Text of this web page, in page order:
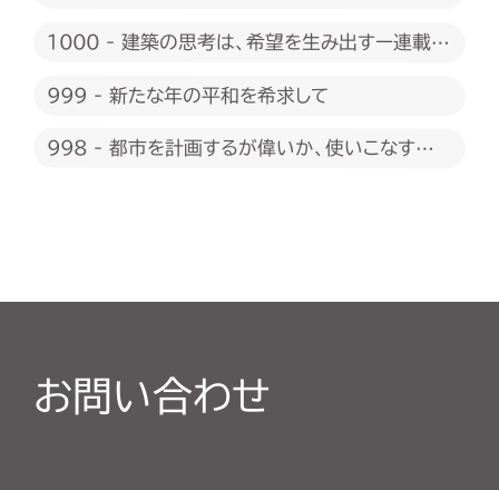
1000 - 建築の思考は、希望を生み出すー連載
999 - 新たな年の平和を希求して
998 - 都市を計画するが偉いか、使いこなすが
お問い合わせ